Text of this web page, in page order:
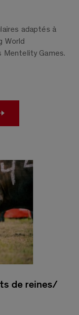
adaptés à
World
Mentelity Games.
de reines/